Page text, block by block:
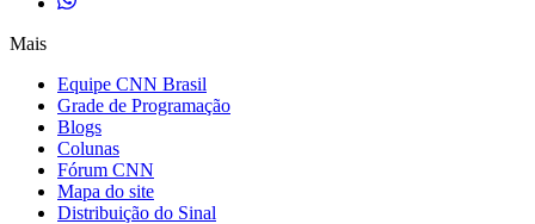
Mais
Equipe CNN Brasil
Grade de Programação
Blogs
Colunas
Fórum CNN
Mapa do site
Distribuição do Sinal